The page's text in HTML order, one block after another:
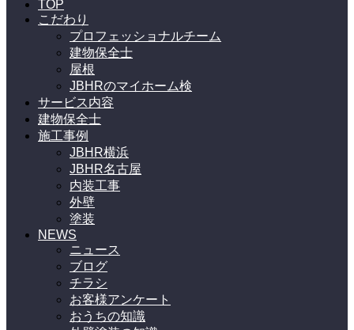
TOP
こだわり
プロフェッショナルチーム
建物保全士
屋根
JBHRのマイホーム検
サービス内容
建物保全士
施工事例
JBHR横浜
JBHR名古屋
内装工事
外壁
塗装
NEWS
ニュース
ブログ
チラシ
お客様アンケート
おうちの知識